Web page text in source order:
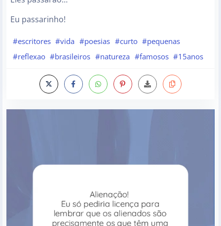
Eu passarinho!
#escritores #vida #poesias #curto #pequenas
#reflexao #brasileiros #natureza #famosos #15anos